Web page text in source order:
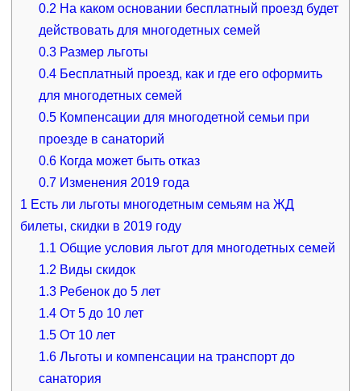
0.2 На каком основании бесплатный проезд будет
действовать для многодетных семей
0.3 Размер льготы
0.4 Бесплатный проезд, как и где его оформить
для многодетных семей
0.5 Компенсации для многодетной семьи при
проезде в санаторий
0.6 Когда может быть отказ
0.7 Изменения 2019 года
1 Есть ли льготы многодетным семьям на ЖД
билеты, скидки в 2019 году
1.1 Общие условия льгот для многодетных семей
1.2 Виды скидок
1.3 Ребенок до 5 лет
1.4 От 5 до 10 лет
1.5 От 10 лет
1.6 Льготы и компенсации на транспорт до
санатория